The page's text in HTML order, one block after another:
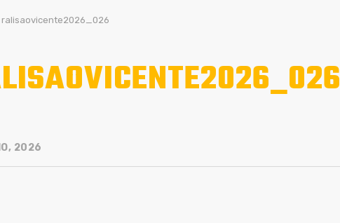
ralisaovicente2026_026
2026